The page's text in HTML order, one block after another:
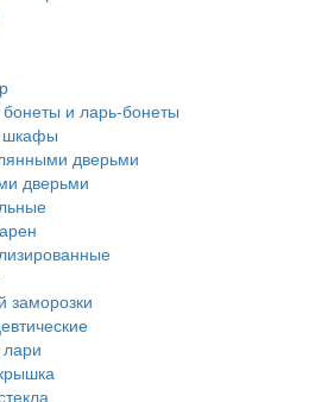
и ларь-бонеты
шкафы
дверьми
дверьми
заморозки